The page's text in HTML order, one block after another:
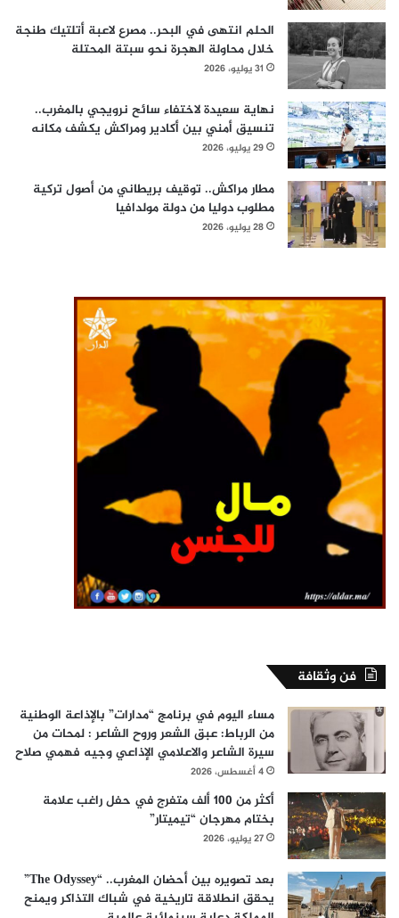
الحلم انتهى في البحر.. مصرع لاعبة أتلتيك طنجة
خلال محاولة الهجرة نحو سبتة المحتلة
31 يوليو، 2026
نهاية سعيدة لاختفاء سائح نرويجي بالمغرب..
تنسيق أمني بين أكادير ومراكش يكشف مكانه
29 يوليو، 2026
مطار مراكش.. توقيف بريطاني من أصول تركية
مطلوب دوليا من دولة مولدافيا
28 يوليو، 2026
فن وثقافة
مساء اليوم في برنامج “مدارات” بالإذاعة الوطنية
من الرباط: عبق الشعر وروح الشاعر : لمحات من
سيرة الشاعر والاعلامي الإذاعي وجيه فهمي صلاح
4 أغسطس، 2026
أكثر من 100 ألف متفرج في حفل راغب علامة
بختام مهرجان “تيميتار”
27 يوليو، 2026
بعد تصويره بين أحضان المغرب.. “The Odyssey”
يحقق انطلاقة تاريخية في شباك التذاكر ويمنح